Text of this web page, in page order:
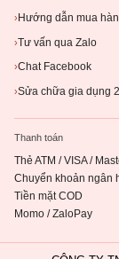
›Hướng dẫn mua
›Tư vấn qua Zalo
›Chat Facebook
›Sửa chữa gia dụng
Thanh toán
Thẻ ATM / VISA /
Chuyển khoản ngân
Tiền mặt COD
Momo / ZaloPay